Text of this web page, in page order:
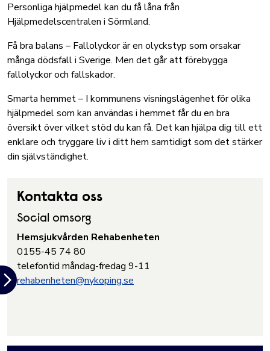
Personliga hjälpmedel kan du få låna från
Hjälpmedelscentralen i Sörmland.
Få bra balans – Fallolyckor är en olyckstyp som orsakar
många dödsfall i Sverige. Men det går att förebygga
fallolyckor och fallskador.
Smarta hemmet– I kommunens visningslägenhet för olika
hjälpmedel som kan användas i hemmet får du en bra
översikt över vilket stöd du kan få. Det kan hjälpa dig till ett
enklare och tryggare liv i ditt hem samtidigt som det stärker
din självständighet.
Kontakta oss
Social omsorg
Hemsjukvården Rehabenheten
0155-45 74 80
telefontid måndag-fredag 9-11
rehabenheten@nykoping.se